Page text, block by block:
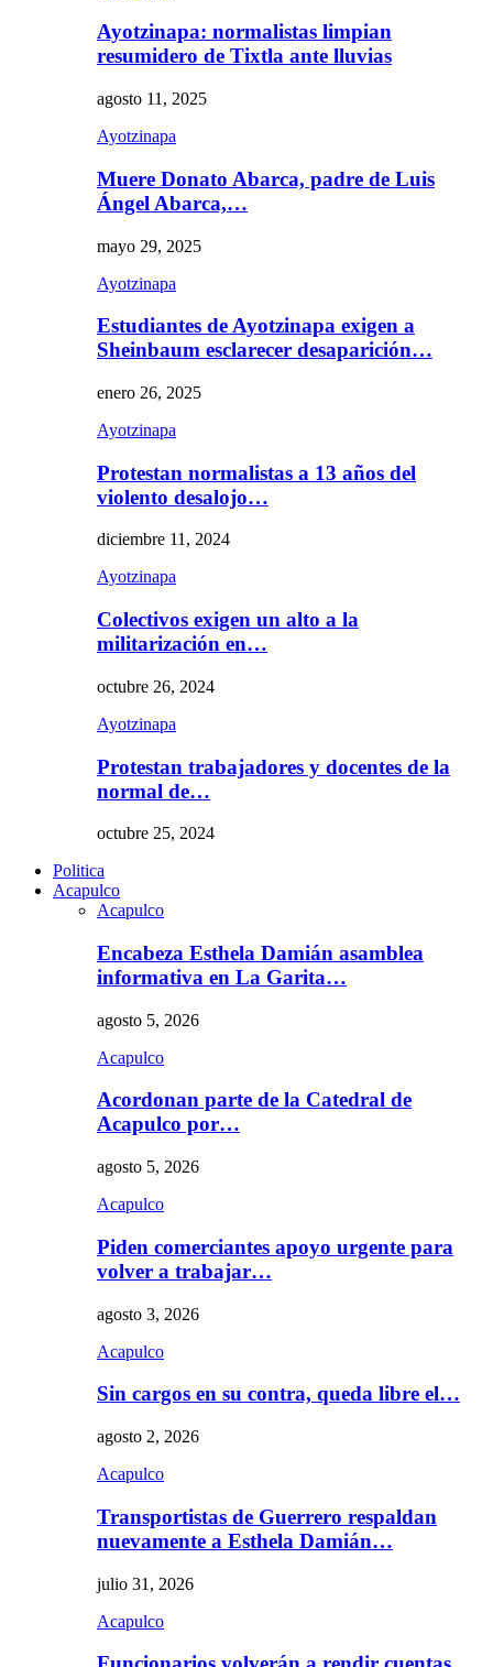
Ayotzinapa: normalistas limpian
resumidero de Tixtla ante lluvias
agosto 11, 2025
Ayotzinapa
Muere Donato Abarca, padre de Luis
Ángel Abarca,…
mayo 29, 2025
Ayotzinapa
Estudiantes de Ayotzinapa exigen a
Sheinbaum esclarecer desaparición…
enero 26, 2025
Ayotzinapa
Protestan normalistas a 13 años del
violento desalojo…
diciembre 11, 2024
Ayotzinapa
Colectivos exigen un alto a la
militarización en…
octubre 26, 2024
Ayotzinapa
Protestan trabajadores y docentes de la
normal de…
octubre 25, 2024
Politica
Acapulco
Acapulco
Encabeza Esthela Damián asamblea
informativa en La Garita…
agosto 5, 2026
Acapulco
Acordonan parte de la Catedral de
Acapulco por…
agosto 5, 2026
Acapulco
Piden comerciantes apoyo urgente para
volver a trabajar…
agosto 3, 2026
Acapulco
Sin cargos en su contra, queda libre el…
agosto 2, 2026
Acapulco
Transportistas de Guerrero respaldan
nuevamente a Esthela Damián…
julio 31, 2026
Acapulco